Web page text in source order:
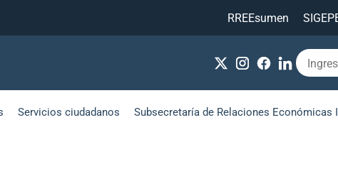
RREEsumen
Servicios ciudadanos Subsecretaría de Relaciones Económicas